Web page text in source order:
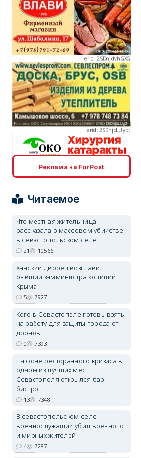
erid: 2SDnjdvhGXG
erid: 2SDnjcLUypt
erid: 2SDnjcrDNw6
erid: 2SDnjdPjgYS
Реклама на ForPost
Читаемое
Что местная жительница
рассказала о массовом убийстве
в севастопольском селе
21 10566
Ханский дворец возглавил
бывший замминистра юстиции
Крыма
5 7927
Кого в Севастополе готовы взять
на работу для защиты города от
дронов
0 7393
На фоне ресторанного кризиса в
одном из лучших мест
Севастополя открылся бар-
бистро
13 7348
В севастопольском селе
военнослужащий убил военного
и мирных жителей
4 7287